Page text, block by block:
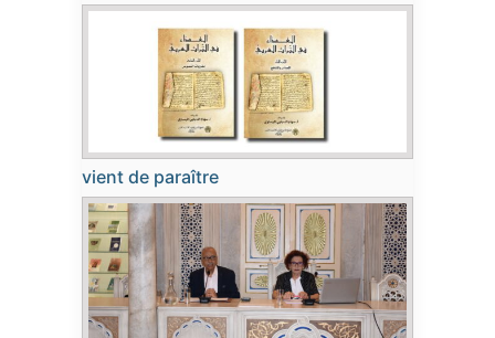
vient de paraître